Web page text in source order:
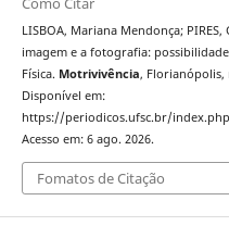
LISBOA, Mariana Mendonça;
imagem e a fotografia:
Física. Motrivivência, Florianópolis,
Disponível em:
https://periodicos.ufsc.br/
Acesso em: 6 ago. 2026.
Fomatos de Citação